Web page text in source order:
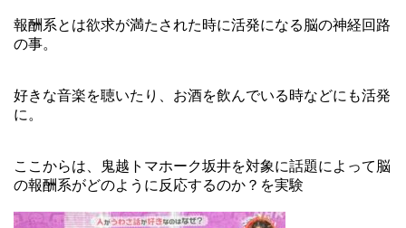
報酬系とは欲求が満たされた時に活発になる脳の神経回路
の事。
好きな音楽を聴いたり、お酒を飲んでいる時などにも活発
に。
ここからは、鬼越トマホーク坂井を対象に話題によって脳
の報酬系がどのように反応するのか？を実験